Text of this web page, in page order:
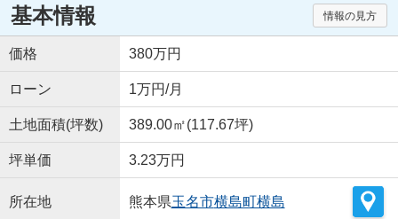
基本情報 情報の見方
価格 380万円
ローン 1万円/月
土地面積(坪数) 389.00㎡(117.67坪)
坪単価 3.23万円
所在地 熊本県玉名市横島町横島